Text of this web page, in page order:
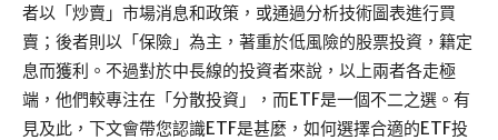
者以「炒賣」市場消息和政策，或通過分析技術圖表進行買
賣；後者則以「保險」為主，著重於低風險的股票投資，籍定
息而獲利。不過對於中長線的投資者來說，以上兩者各走極
端，他們較專注在「分散投資」，而ETF是一個不二之選。有
見及此，下文會帶您認識ETF是甚麼，如何選擇合適的ETF投